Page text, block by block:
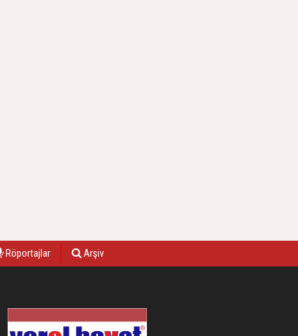
Röportajlar Arşiv